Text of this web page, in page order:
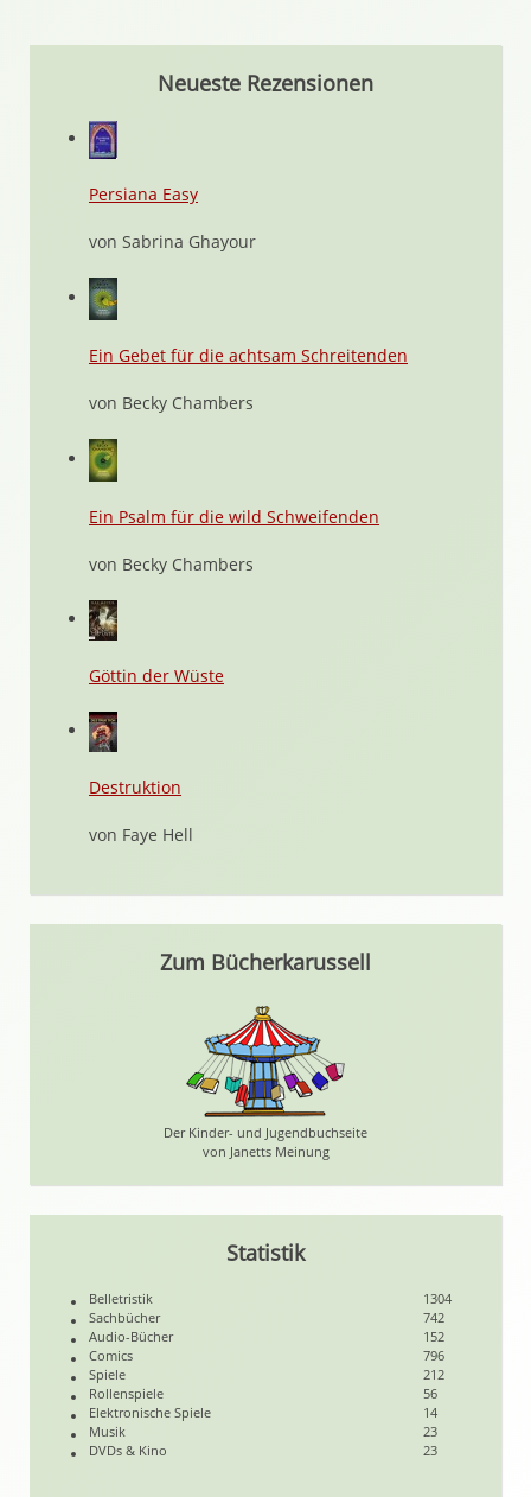
Neueste Rezensionen
Persiana Easy
von Sabrina Ghayour
Ein Gebet für die achtsam Schreitenden
von Becky Chambers
Ein Psalm für die wild Schweifenden
von Becky Chambers
Göttin der Wüste
Destruktion
von Faye Hell
Zum Bücherkarussell
Der Kinder- und Jugendbuchseite
von Janetts Meinung
Statistik
Belletristik
1304
Sachbücher
742
Audio-Bücher
152
Comics
796
Spiele
212
Rollenspiele
56
Elektronische Spiele
14
Musik
23
DVDs & Kino
23